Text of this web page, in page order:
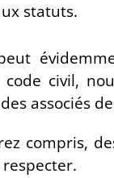
statuts.
civil,
associés
compris,